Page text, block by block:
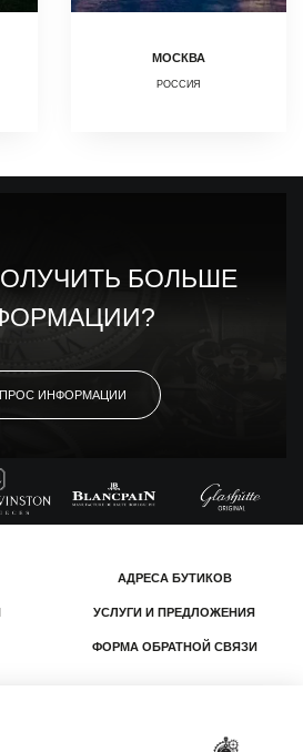
МОСКВА
РОССИЯ
БОЛЬШЕ
ИНФОРМАЦИИ
АДРЕСА БУТИКОВ
УСЛУГИ И ПРЕДЛОЖЕНИЯ
ФОРМА ОБРАТНОЙ СВЯЗИ